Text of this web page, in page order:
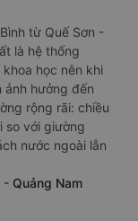
từ Quế Sơn -
là hệ thống
học nên khi
ảnh hưởng đến
rộng rãi: chiều
so với giường
nước ngoài lẫn
Quảng Nam